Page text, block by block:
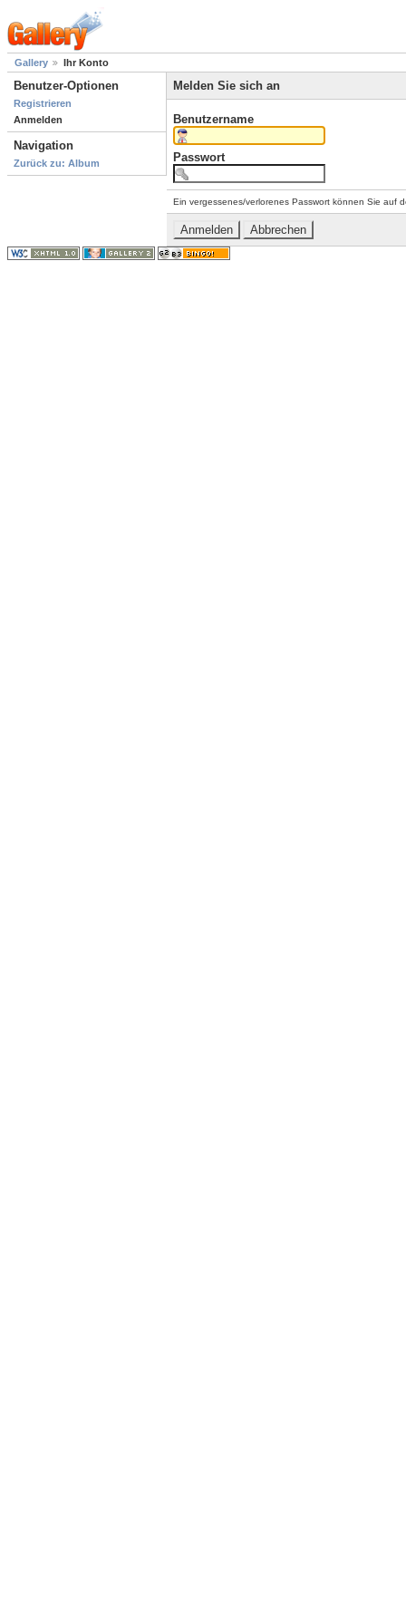
Gallery Ihr Konto
Benutzer-Optionen
Registrieren
Anmelden
Navigation
Zurück zu: Album
Melden Sie sich an
Benutzername
Passwort
Ein vergessenes/verlorenes Passwort können Sie auf